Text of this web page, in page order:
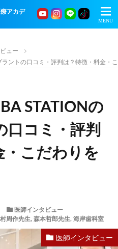
アカデ
ュー
ラントの口コミ・評判は？特徴・料金・
STATIONの
口コミ・評判
・こだわりを
医師インタビュー
周作先生, 森本哲郎先生, 海岸歯科室
医師インタビュー